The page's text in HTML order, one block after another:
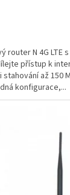
router N 4G LTE
přístup k
až 150
konfigurace,...